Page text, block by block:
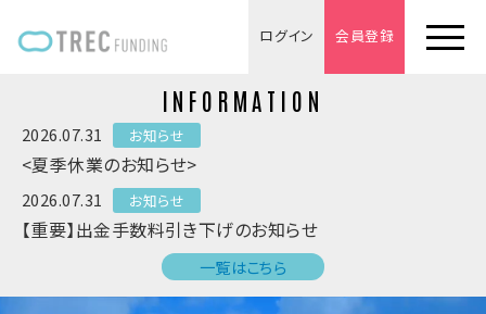
ログイン 会員登録
INFORMATION
2026.07.31 お知らせ
<夏季休業のお知らせ>
2026.07.31 お知らせ
【重要】出金手数料引き下げのお知らせ
一覧はこちら